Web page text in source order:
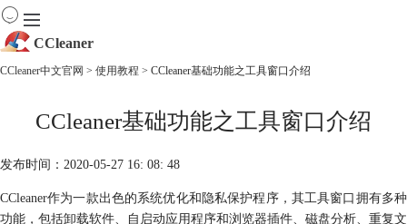
CCleaner
服务
CCleaner中文官网 > 使用教程 > CCleaner基础功能之工具窗口介绍
CCleaner基础功能之工具窗口介绍
发布时间：2020-05-27 16: 08: 48
CCleaner作为一款出色的系统优化和隐私保护程序，其工具窗口拥有多种
功能，包括卸载软件、自启动应用程序和浏览器插件、磁盘分析、重复文